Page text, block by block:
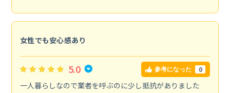
女性でも安心感あり
5.0 参考になった 0
一人暮らしなので業者を呼ぶのに少し抵抗がありました